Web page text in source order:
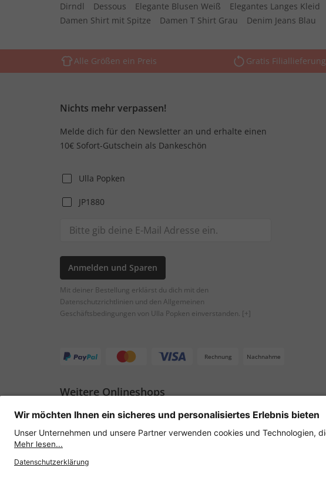
Dirndl Dessous Elegante Blusen Weiß Elegantes Langes Kleid
Damen Shirt mit Spitze
Damen T Shirt Grau Denim Jeans Blau
Alle Größen ein Preis Gratis Filiallieferung
Nichts mehr verpassen!
Melde dich für den Newsletter an und erhalte einen
10€ Sofort-Gutschein als Dankeschön
Ulla Popken
JP1880
Anmelden und Sparen
Mit deiner Bestellung erklärst du dich mit den
Datenschutzrichtlinien und den Allgemeinen
Geschäftsbedingungen von Ulla Popken einverstanden. [+]
Rechnung Nachnahme
Weitere Onlineshops
Österreich